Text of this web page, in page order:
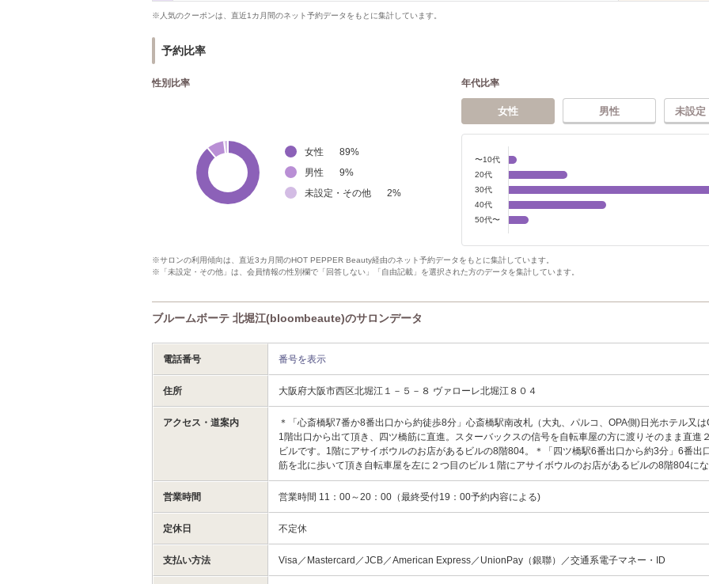
※人気のクーポンは、直近1カ月間のネット予約データをもとに集計しています。
予約比率
性別比率
女性 89%
男性
9%
未設定・その他
2%
年代比率
女性 男性 未設定
〜10代
20代
30代
40代
50代〜
※サロンの利用傾向は、直近3カ月間のHOT PEPPER Beauty経由のネット予約データをもとに集計しています。
※「未設定・その他」は、会員情報の性別欄で「回答しない」「自由記載」を選択された方のデータを集計しています。
ブルームボーテ 北堀江(bloombeaute)のサロンデータ
電話番号 番号を表示
住所 大阪府大阪市西区北堀江１－５－８ ヴァローレ北堀江８０４
アクセス・道案内
＊「心斎橋駅7番か8番出口から約徒歩8分」心斎橋駅南改札（大丸、パルコ、OPA側)日光ホテル又は
1階出口から出て頂き、四ツ橋筋に直進。スターバックスの信号を自転車屋の方に渡りそのまま直進
ビルです。1階にアサイボウルのお店があるビルの8階804。＊「四ツ橋駅6番出口から約3分」6番出
筋を北に歩いて頂き自転車屋を左に２つ目のビル１階にアサイボウルのお店があるビルの8階804に
営業時間 営業時間 11：00～20：00（最終受付19：00予約内容による)
定休日 不定休
支払い方法 Visa／Mastercard／JCB／American Express／UnionPay（銀聯）／交通系電子マネー・ID